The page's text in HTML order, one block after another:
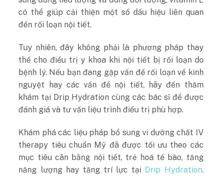
có thể giúp cải thiện một số dấu hiệu liên quan
đến rối loạn nội tiết.
Tuy nhiên, đây không phải là phương pháp thay
thế cho điều trị y khoa khi nội tiết bị rối loạn do
bệnh lý. Nếu bạn đang gặp vấn đề rối loạn về kinh
nguyệt hay các vấn đề nội tiết, hãy đến thăm
khám tại Drip Hydration cùng các bác sĩ để được
đánh giá và tư vấn liệu trình điều trị phù hợp.
Khám phá các liệu pháp bổ sung vi dưỡng chất IV
therapy tiêu chuẩn Mỹ đã được tối ưu theo các
mục tiêu cân bằng nội tiết, trẻ hoá tế bào, tăng
năng lượng hay tăng trí lực tại Drip Hydration.